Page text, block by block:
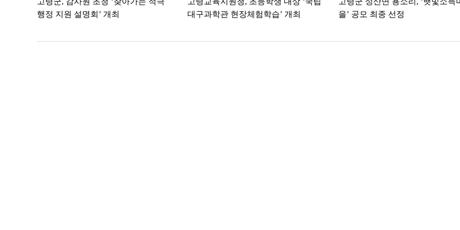
행정 지원 설명회’ 개최
대구과학관 현장체험학습’ 개최
을’ 공모 최종 선정